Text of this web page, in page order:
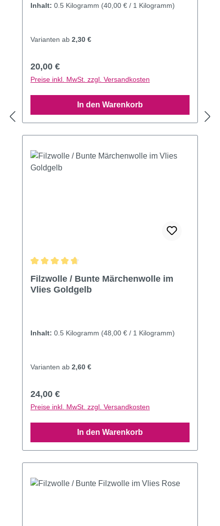
Inhalt: 0.5 Kilogramm (40,00 € / 1 Kilogramm)
Varianten ab 2,30 €
Regulärer Preis:
20,00 €
Preise inkl. MwSt. zzgl. Versandkosten
In den Warenkorb
Filzwolle / Bunte Märchenwolle im
Vlies Goldgelb
Inhalt: 0.5 Kilogramm (48,00 € / 1 Kilogramm)
Varianten ab 2,60 €
Regulärer Preis:
24,00 €
Preise inkl. MwSt. zzgl. Versandkosten
In den Warenkorb